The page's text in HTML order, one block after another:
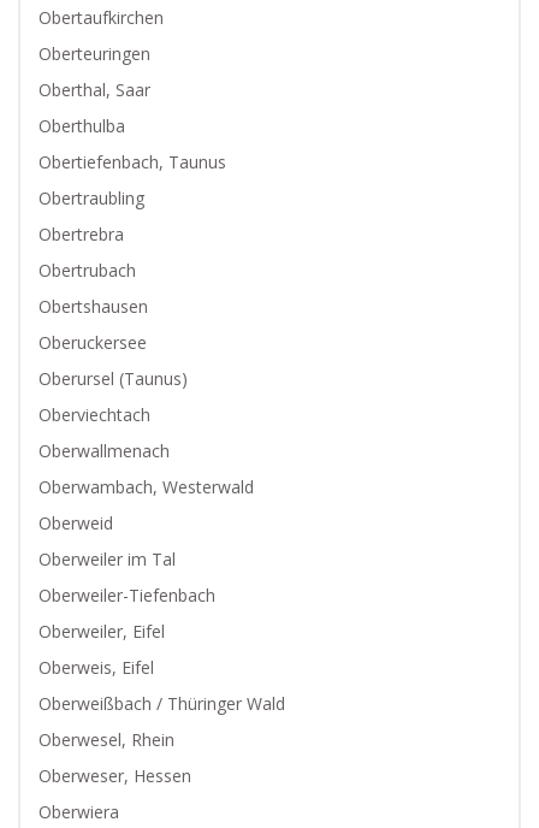
Obertaufkirchen
Oberteuringen
Oberthal, Saar
Oberthulba
Obertiefenbach, Taunus
Obertraubling
Obertrebra
Obertrubach
Obertshausen
Oberuckersee
Oberursel (Taunus)
Oberviechtach
Oberwallmenach
Oberwambach, Westerwald
Oberweid
Oberweiler im Tal
Oberweiler-Tiefenbach
Oberweiler, Eifel
Oberweis, Eifel
Oberweißbach / Thüringer Wald
Oberwesel, Rhein
Oberweser, Hessen
Oberwiera